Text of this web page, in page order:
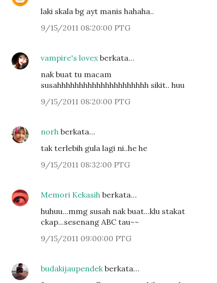
laki skala bg ayt manis hahaha..
9/15/2011 08:20:00 PTG
vampire's lovexberkata…
nak buat tu macam
susahhhhhhhhhhhhhhhhhhhhh sikit.. huu
9/15/2011 08:20:00 PTG
norh berkata…
tak terlebih gula lagi ni..he he
9/15/2011 08:32:00 PTG
Memori Kekasih berkata…
huhuu...mmg susah nak buat...klu stakat
ckap...sesenang ABC tau~~
9/15/2011 09:00:00 PTG
budakijaupendekberkata…